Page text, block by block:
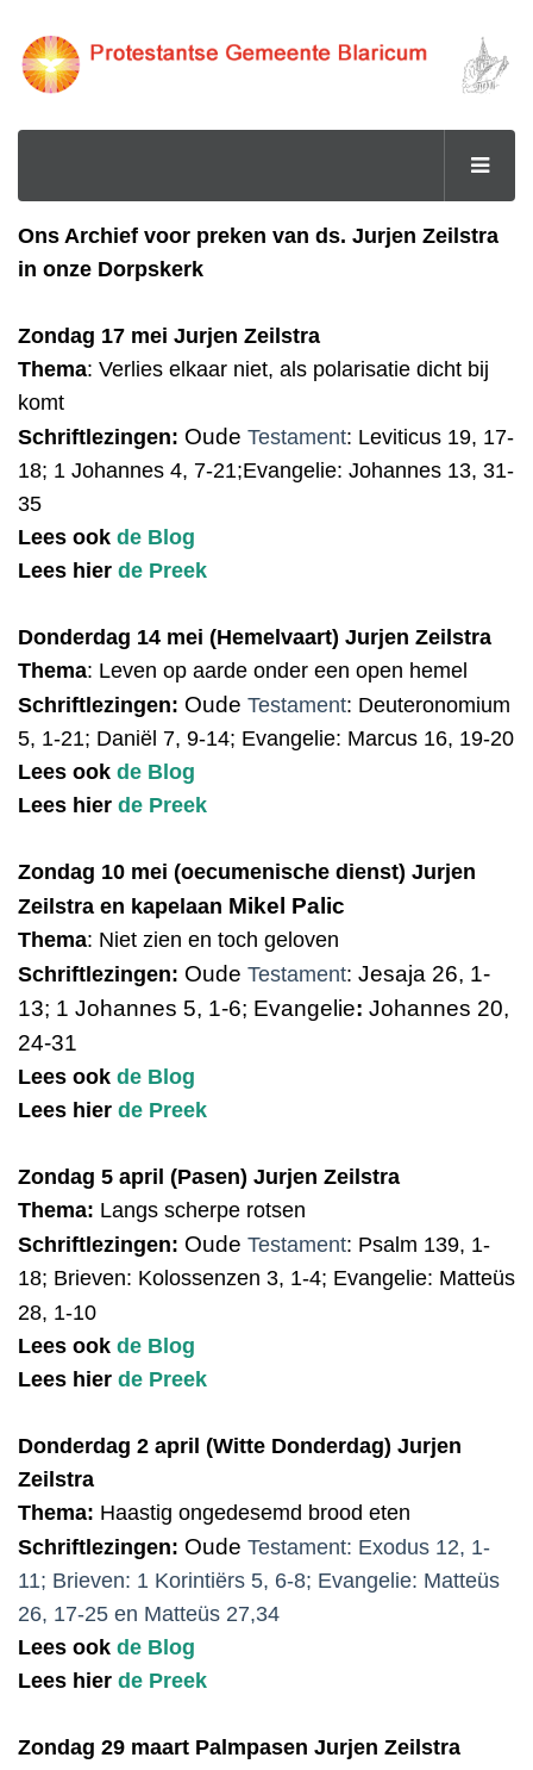
Ons Archief voor preken van ds. Jurjen Zeilstra
in onze Dorpskerk
Zondag 17 mei Jurjen Zeilstra
Thema: Verlies elkaar niet, als polarisatie dicht bij
komt
Schriftlezingen: Oude Testament: Leviticus 19, 17-
18; 1 Johannes 4, 7-21;Evangelie: Johannes 13, 31-
35
Lees ook de Blog
Lees hier de Preek
Donderdag 14 mei (Hemelvaart) Jurjen Zeilstra
Thema: Leven op aarde onder een open hemel
Schriftlezingen: Oude Testament: Deuteronomium
5, 1-21; Daniël 7, 9-14; Evangelie: Marcus 16, 19-20
Lees ook de Blog
Lees hier de Preek
Zondag 10 mei (oecumenische dienst) Jurjen
Zeilstra en kapelaan Mikel Palic
Thema: Niet zien en toch geloven
Schriftlezingen: Oude Testament: Jesaja 26, 1-
13; 1 Johannes 5, 1-6; Evangelie: Johannes 20,
24-31
Lees ook de Blog
Lees hier de Preek
Zondag 5 april (Pasen) Jurjen Zeilstra
Thema: Langs scherpe rotsen
Schriftlezingen: Oude Testament: Psalm 139, 1-
18; Brieven: Kolossenzen 3, 1-4; Evangelie: Matteüs
28, 1-10
Lees ook de Blog
Lees hier de Preek
Donderdag 2 april (Witte Donderdag) Jurjen
Zeilstra
Thema: Haastig ongedesemd brood eten
Schriftlezingen: Oude Testament: Exodus 12, 1-
11; Brieven: 1 Korintiërs 5, 6-8; Evangelie: Matteüs
26, 17-25 en Matteüs 27,34
Lees ook de Blog
Lees hier de Preek
Zondag 29 maart Palmpasen Jurjen Zeilstra